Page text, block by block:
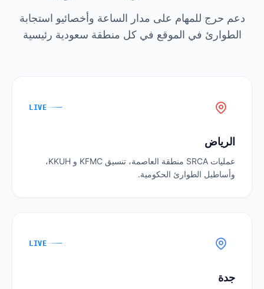
دعم حرج للمهام على مدار الساعة وأخصائيو استجابة
الطوارئ في الموقع في كل منطقة سعودية رئيسية
LIVE
الرياض
عمليات SRCA منطقة العاصمة، تنسيق KFMC و KKUH،
وأساطيل الطوارئ الحكومية.
LIVE
جدة